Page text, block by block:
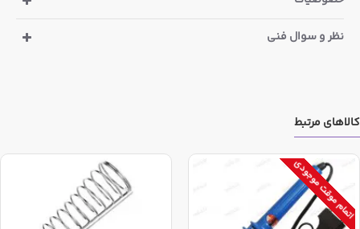
نظر و سوال فنی
کالاهای مرتبط
اتمام موقت موجودی